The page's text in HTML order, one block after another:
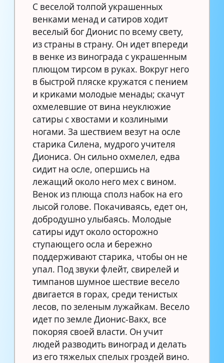
С веселой толпой украшенных
венками менад и сатиров ходит
веселый бог Дионис по всему свету,
из страны в страну. Он идет впереди
в венке из винограда с украшенным
плющом тирсом в руках. Вокруг него
в быстрой пляске кружатся с пением
и криками молодые менады; скачут
охмелевшие от вина неуклюжие
сатиры с хвостами и козлиными
ногами. За шествием везут на осле
старика Силена, мудрого учителя
Диониса. Он сильно охмелел, едва
сидит на осле, опершись на
лежащий около него мех с вином.
Венок из плюща сполз набок на его
лысой голове. Покачиваясь, едет он,
добродушно улыбаясь. Молодые
сатиры идут около осторожно
ступающего осла и бережно
поддерживают старика, чтобы он не
упал. Под звуки флейт, свирелей и
тимпанов шумное шествие весело
двигается в горах, среди тенистых
лесов, по зеленым лужайкам. Весело
идет по земле Дионис-Вакх, все
покоряя своей власти. Он учит
людей разводить виноград и делать
из его тяжелых спелых гроздей вино.